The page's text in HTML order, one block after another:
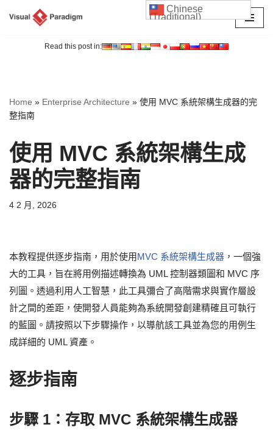
Read this post in:
Home » Enterprise Architecture » 使用 MVC 系統架構生成器的完
整指南
使用 MVC 系統架構生成
器的完整指南
4 2 月, 2026
本教程提供逐步指南，用於使用MVC 系統架構生成器 ，一個強
大的工具，旨在將用例描述轉換為 UML 控制器類圖和 MVC 序
列圖。透過利用人工智慧，此工具彌合了高階需求與實作層設
計之間的差距，使開發人員能夠為系統開發創建精確且可執行
的藍圖。請按照以下步驟操作，以導航該工具並為您的用例生
成詳細的 UML 資產。
逐步指南
步驟 1：存取 MVC 系統架構生成器
Chinese
(Traditional)